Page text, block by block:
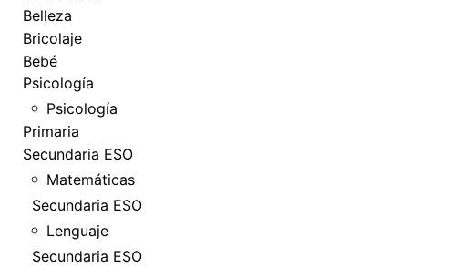
Belleza
Bricolaje
Bebé
Psicología
Psicología
Primaria
Secundaria ESO
Matemáticas
Secundaria ESO
Lenguaje
Secundaria ESO